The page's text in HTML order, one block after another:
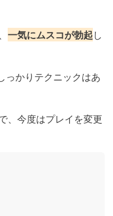
一気にムスコが勃起し
っかりテクニックはあ
、今度はプレイを変更